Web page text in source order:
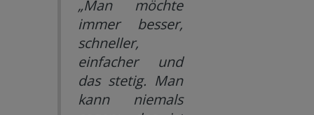
„Man möchte
immer besser,
schneller,
einfacher und
das stetig. Man
kann niemals